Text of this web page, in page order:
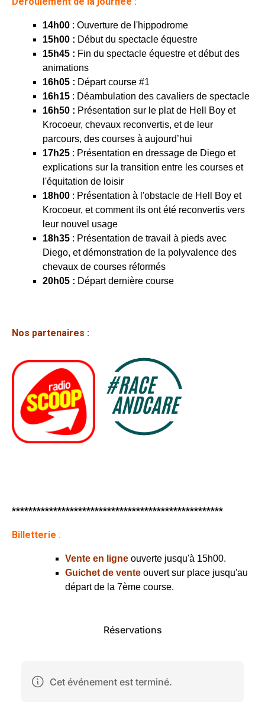
14h00 : Ouverture de l'hippodrome
15h00 : Début du spectacle équestre
15h45 : Fin du spectacle équestre et début des
animations
16h05 : Départ course #1
16h15 : Déambulation des cavaliers de spectacle
16h50 : Présentation sur le plat de Hell Boy et
Krocoeur, chevaux reconvertis, et de leur
parcours, des courses à aujourd’hui
17h25 : Présentation en dressage de Diego et
explications sur la transition entre les courses et
l'équitation de loisir
18h00 : Présentation à l'obstacle de Hell Boy et
Krocoeur, et comment ils ont été reconvertis vers
leur nouvel usage
18h35 : Présentation de travail à pieds avec
Diego, et démonstration de la polyvalence des
chevaux de courses réformés
20h05 : Départ dernière course
Nos partenaires :
***************************************************
Billetterie :
Vente en ligne ouverte jusqu'à 15h00.
Guichet de vente ouvert sur place jusqu'au
départ de la 7ème course.